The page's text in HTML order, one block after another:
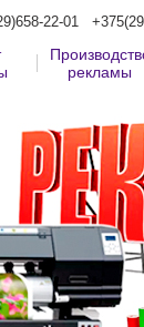
22-01
рекламы